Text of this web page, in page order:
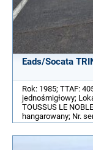
Eads/Socata
Rok: 1985; TTAF:
jednośmigłowy;
TOUSSUS LE
hangarowany; Nr.